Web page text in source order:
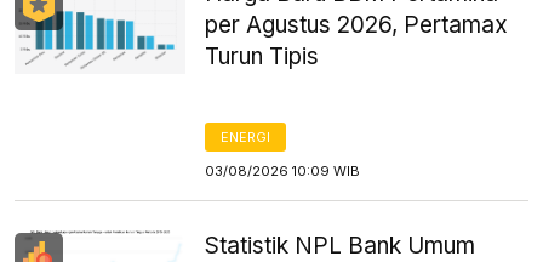
per Agustus 2026, Pertamax
Turun Tipis
ENERGI
03/08/2026 10:09 WIB
Statistik NPL Bank Umum